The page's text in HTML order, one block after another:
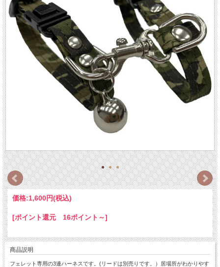
価格:1,600円(税込)
[ポイント還元 16ポイント～]
商品説明
フェレット専用の3連ハーネスです。(リードは別売りです。）居場所がわかりやす